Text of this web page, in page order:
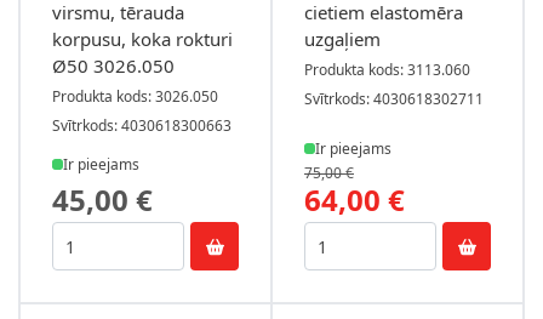
virsmu, tērauda
korpusu, koka rokturi
Ø50 3026.050
Produkta kods: 3026.050
Svītrkods: 4030618300663
Ir pieejams
45,00 €
cietiem elastomēra
uzgaļiem
Produkta kods: 3113.060
Svītrkods: 4030618302711
Ir pieejams
64,00 €
75,00 €